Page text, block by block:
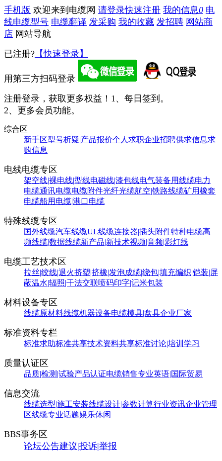
手机版 欢迎来到电缆网 请登录快速注册 我的信息0 电
线电缆型号 电缆翻译 发采购 我的收藏 发招聘 网站商
店 网站导航
已注册? 【快速登录】
用第三方扫码登录
注册登录，获取更多权益！ 1、每日签到。
2、更多会员功能。
综合区
新手区型号析疑|产品报价个人求职企业招聘供求信息求
购信息
电线电缆专区
架空线|裸电线|型线电磁线|漆包线电气装备用线缆电力
电缆通讯电缆电缆附件光纤光缆航空|铁路线缆矿用橡套
电缆船用电缆|港口电缆
特殊线缆专区
国外线缆汽车线缆UL线缆连接器|插头附件特种电缆高
频线缆|数据线缆新产品|新技术视频|音频|彩灯线
电缆工艺技术区
拉丝|绞线|退火挤塑|挤橡|发泡成缆|绕包|填充编织|铠装|屏
蔽温水|辐照|干法交联喷码印字|记米包装
材料设备专区
线缆原材料线缆机器设备电缆模具|盘具企业厂家
标准资料专栏
标准求助标准共享技术资料共享标准讨论|培训学习
质量认证区
品质|检测|试验产品认证电缆销售专业英语|国际贸易
信息交流
线缆选型|施工安装线缆设计|参数计算行业资讯企业管理
区线缆专业话题娱乐休闲
BBS事务区
论坛公告建议|投诉|举报